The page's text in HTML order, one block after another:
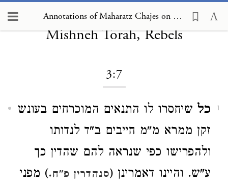
Annotations of Maharatz Chajes on Mishneh Torah, Rebels 3:7
Annotations of Maharatz Chajes on
Mishneh Torah, Rebels
3:7
1 כל שיחסרו לו התנאים המוכרחים בעונש
זקן ממרא מ"מ חייבים ב"ד לנדותו
ולהפרישו כפי שנראה להם שהדין כך
ע"ש. והיינו דאמרינן (סנהדרין פ"ח.) מפני